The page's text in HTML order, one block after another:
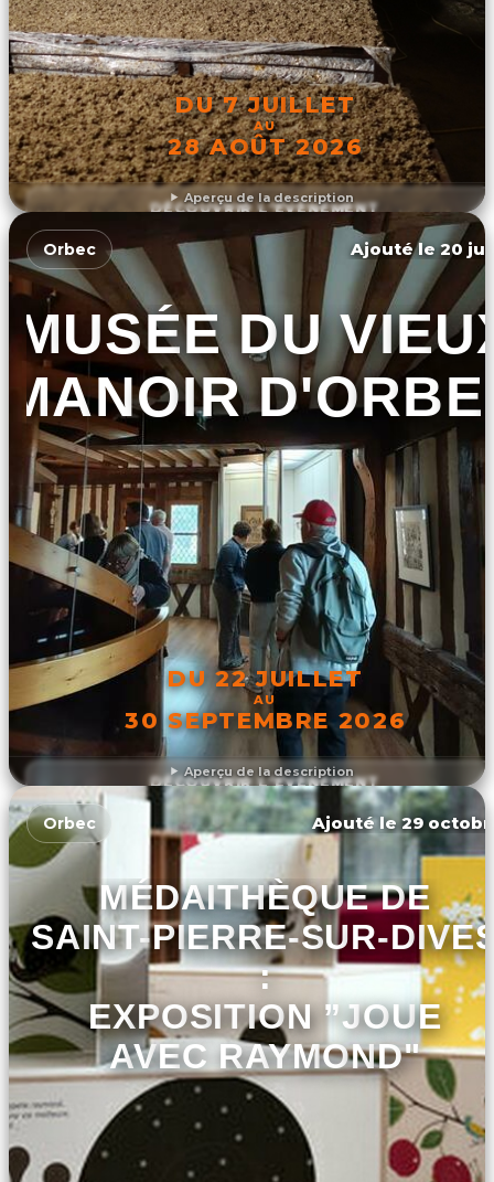
Aperçu de la description
DU 7 JUILLET
AU
28 AOÛT 2026
DÉCOUVRIR L'ÉVÉNEMENT
Aperçu de la description
Orbec Ajouté le 20
MUSÉE DU
MANOIR
DU 22 JUILLET
AU
30 SEPTEMBRE 2026
DÉCOUVRIR L'ÉVÉNEMENT
Orbec Ajouté le 29
MÉDAITHÈQUE DE
SAINT-PIERRE-SUR-
:
EXPOSITION ”JOUE
AVEC RAYMOND"